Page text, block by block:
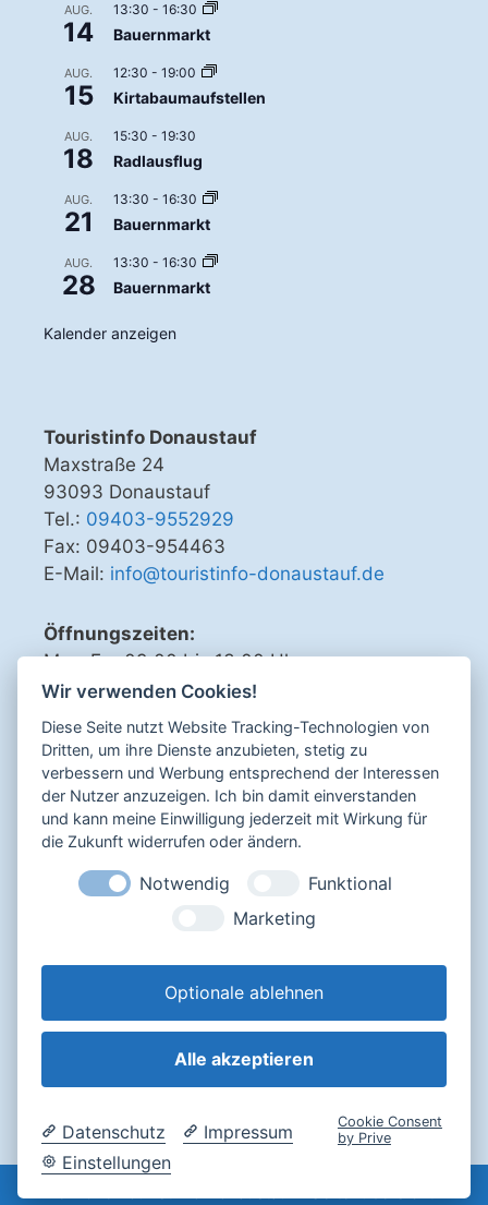
AUG.
14
13:30 - 16:30
Bauernmarkt
AUG.
15
12:30 - 19:00
Kirtabaumaufstellen
AUG.
18
15:30 - 19:30
Radlausflug
AUG.
21
13:30 - 16:30
Bauernmarkt
AUG.
28
13:30 - 16:30
Bauernmarkt
Kalender anzeigen
Touristinfo Donaustauf
Maxstraße 24
93093 Donaustauf
Tel.: 09403-9552929
Fax: 09403-954463
E-Mail: info@touristinfo-donaustauf.de
Öffnungszeiten:
Mo - Fr 09.00 bis 13.00 Uhr
Di, Do, Fr 15.00 bis 18.00 Uhr
Sicher bezahlen mit
Impressum
Wir verwenden Cookies!
Diese Seite nutzt Website Tracking-Technologien von
Dritten, um ihre Dienste anzubieten, stetig zu
verbessern und Werbung entsprechend der Interessen
der Nutzer anzuzeigen. Ich bin damit einverstanden
und kann meine Einwilligung jederzeit mit Wirkung für
die Zukunft widerrufen oder ändern.
Notwendig
Funktional
Marketing
Optionale ablehnen
Alle akzeptieren
Datenschutz
Impressum
Einstellungen
Cookie Consent
by Prive